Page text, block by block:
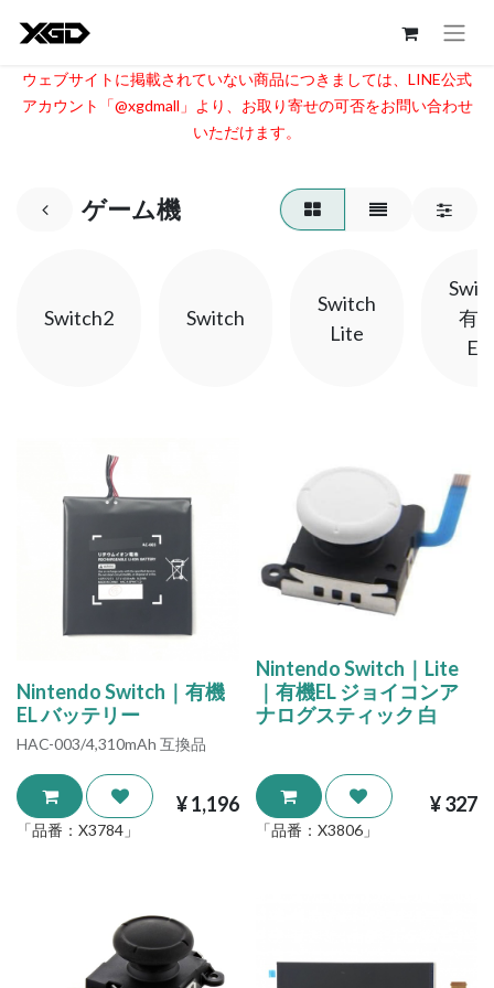
ウェブサイトに掲載されていない商品につきましては、LINE公式
アカウント「@xgdmall」より、お取り寄せの可否をお問い合わせ
いただけます。​
ゲーム機
Switch2 Switch
Switch
Lite
有
EL
Nintendo Switch｜有機
EL バッテリー
HAC-003/4,310mAh 互換品
¥1,196
「品番： X3784 」
Nintendo Switch｜Lite
｜有機EL ジョイコンア
ナログスティック 白
¥327
「品番： X3806」